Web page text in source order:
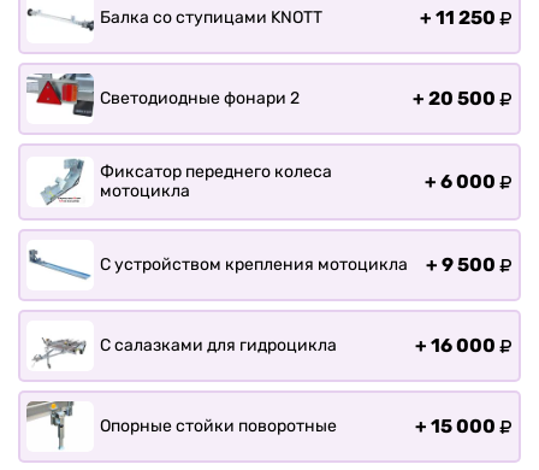
Балка со ступицами KNOTT + 11 250
Светодиодные фонари 2 + 20 500
Фиксатор переднего колеса
мотоцикла
+ 6 000
С устройством крепления мотоцикла + 9 500
С салазками для гидроцикла + 16 000
Опорные стойки поворотные + 15 000